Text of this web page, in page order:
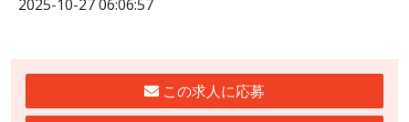
2025-10-27 06:06:57
この求人に応募